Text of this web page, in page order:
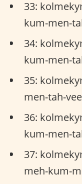
33:
kum-men-
34:
kum-men-
35:
men-tah-
36:
kum-men-
37:
meh-kum-